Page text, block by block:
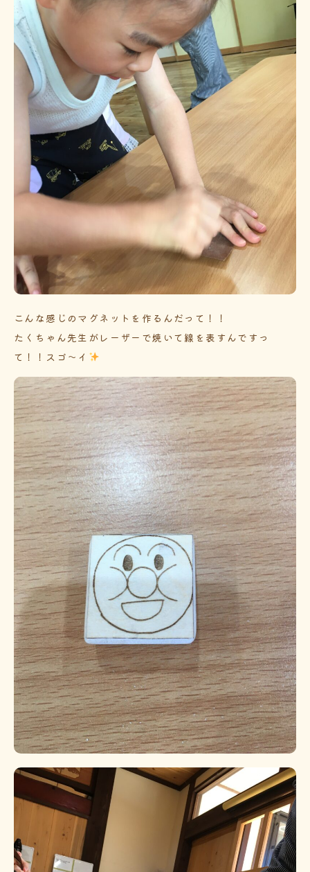
こんな感じのマグネットを作るんだって！！
たくちゃん先生がレーザーで焼いて線を表すんですっ
て！！スゴ～イ